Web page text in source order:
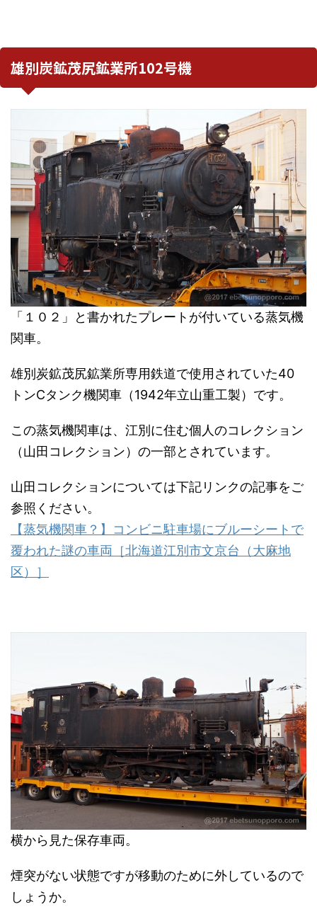
雄別炭鉱茂尻鉱業所102号機
「１０２」と書かれたプレートが付いている蒸気機
関車。
雄別炭鉱茂尻鉱業所専用鉄道で使用されていた40
トンCタンク機関車（1942年立山重工製）です。
この蒸気機関車は、江別に住む個人のコレクション
（山田コレクション）の一部とされています。
山田コレクションについては下記リンクの記事をご
参照ください。
【蒸気機関車？】コンビニ駐車場にブルーシートで
覆われた謎の車両［北海道江別市文京台（大麻地
区）］
横から見た保存車両。
煙突がない状態ですが移動のために外しているので
しょうか。